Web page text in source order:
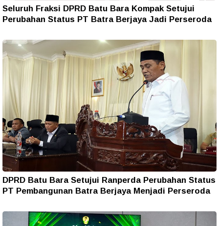
Seluruh Fraksi DPRD Batu Bara Kompak Setujui
Perubahan Status PT Batra Berjaya Jadi Perseroda
DPRD Batu Bara Setujui Ranperda Perubahan Status
PT Pembangunan Batra Berjaya Menjadi Perseroda